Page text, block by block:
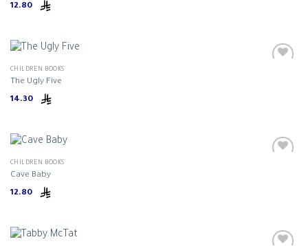
12.80
CHILDREN BOOKS
The Ugly Five
14.30
CHILDREN BOOKS
Cave Baby
12.80